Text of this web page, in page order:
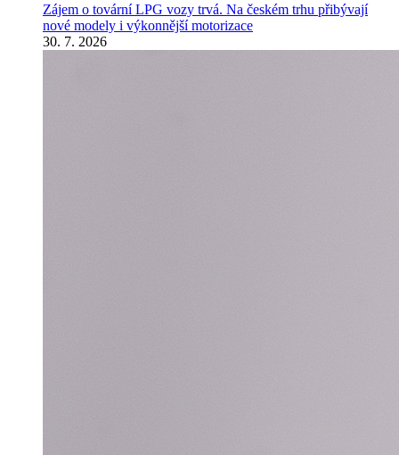
Zájem o tovární LPG vozy trvá. Na českém trhu přibývají
nové modely i výkonnější motorizace
30. 7. 2026